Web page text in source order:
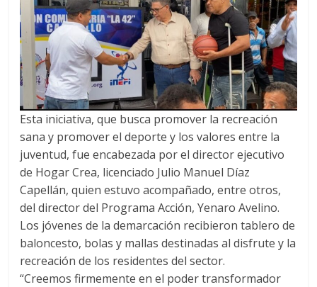
Esta iniciativa, que busca promover la recreación
sana y promover el deporte y los valores entre la
juventud, fue encabezada por el director ejecutivo
de Hogar Crea, licenciado Julio Manuel Díaz
Capellán, quien estuvo acompañado, entre otros,
del director del Programa Acción, Yenaro Avelino.
Los jóvenes de la demarcación recibieron tablero de
baloncesto, bolas y mallas destinadas al disfrute y la
recreación de los residentes del sector.
“Creemos firmemente en el poder transformador